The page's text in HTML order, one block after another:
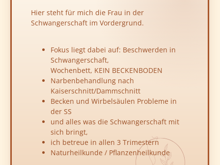
Hier steht für mich die Frau in der
Schwangerschaft im Vordergrund.
Fokus liegt dabei auf: Beschwerden in
Schwangerschaft,
Wochenbett, KEIN BECKENBODEN
Narbenbehandlung nach
Kaiserschnitt/Dammschnitt
Becken und Wirbelsäulen Probleme in
der SS
und alles was die Schwangerschaft mit
sich bringt,
ich betreue in allen 3 Trimestern
Naturheilkunde / Pflanzenheilkunde